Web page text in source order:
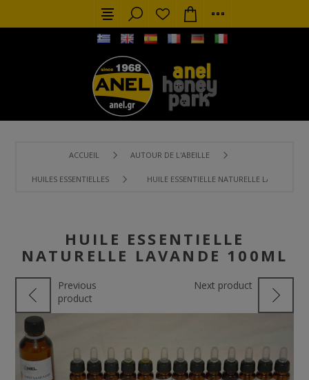
ACCUEIL AUTOUR DE L'ABEILLE
HUILES ESSENTIELLES HUILE ESSENTIELLE NATURELLE LAVANDE
HUILE ESSENTIELLE
NATURELLE LAVANDE 100ML
Previous
product
Next product